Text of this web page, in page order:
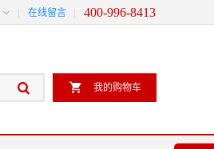
 在线留言 400-996-8413
  我的购物车